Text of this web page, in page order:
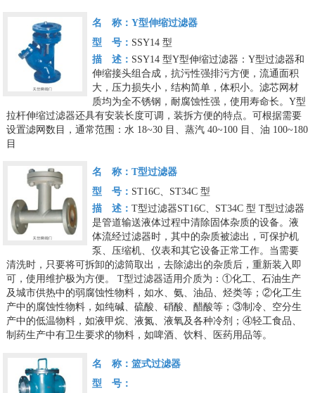
名 称：Y型伸缩过滤器
型 号： SSY14 型
描 述： SSY14 型Y型伸缩过滤器：Y型过滤器和
伸缩接头组合成，抗污性强排污方便，流通面积
大，压力损失小，结构简单，体积小。滤芯网材
质均为全不锈钢，耐腐蚀性强，使用寿命长。Y型
拉杆伸缩过滤器还具有安装长度可调，装拆方便的特点。可根据需要
设置滤网数目，通常范围：水 18~30 目、蒸汽 40~100 目、油 100~180
目
名 称：T型过滤器
型 号： ST16C、ST34C 型
描 述：T型过滤器ST16C、ST34C 型 T型过滤器
是管道输送液体过程中清除固体杂质的设备。液
体流经过滤器时，其中的杂质被滤出，可保护机
泵、压缩机、仪表和其它设备正常工作。当需要
清洗时，只要将可拆卸的滤筒取出，去除滤出的杂质后，重新装入即
可，使用维护极为方便。T型过滤器适用介质为：①化工、石油生产
及城市供热中的弱腐蚀性物料，如水、氨、油品、烃类等；②化工生
产中的腐蚀性物料，如纯碱、硫酸、硝酸、醋酸等；③制冷、空分生
产中的低温物料，如液甲烷、液氮、液氧及各种冷剂；④轻工食品、
制药生产中有卫生要求的物料，如啤酒、饮料、医药用品等。
名 称：篮式过滤器
型 号：